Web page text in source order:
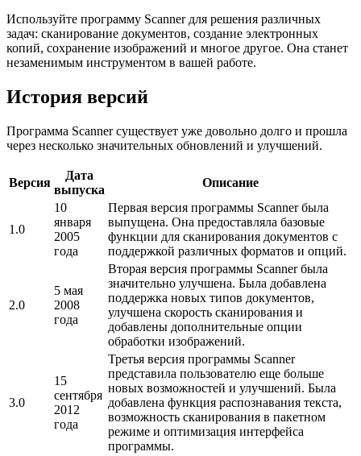
Используйте программу Scanner для решения различных
задач: сканирование документов, создание электронных
копий, сохранение изображений и многое другое. Она станет
незаменимым инструментом в вашей работе.
История версий
Программа Scanner существует уже довольно долго и прошла
через несколько значительных обновлений и улучшений.
Версия
Дата
выпуска
Описание
1.0
10
января
2005
года
Первая версия программы Scanner была
выпущена. Она предоставляла базовые
функции для сканирования документов с
поддержкой различных форматов и опций.
2.0
5 мая
2008
года
Вторая версия программы Scanner была
значительно улучшена. Была добавлена
поддержка новых типов документов,
улучшена скорость сканирования и
добавлены дополнительные опции
обработки изображений.
3.0
15
сентября
2012
года
Третья версия программы Scanner
представила пользователю еще больше
новых возможностей и улучшений. Была
добавлена функция распознавания текста,
возможность сканирования в пакетном
режиме и оптимизация интерфейса
программы.